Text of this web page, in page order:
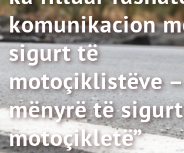
komunikacion
sigurt të
motoçiklistëve –
mënyrë të
motoçikletë”